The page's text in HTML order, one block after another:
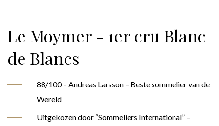
Le Moymer - 1er cru Blanc
de Blancs
88/100 – Andreas Larsson – Beste sommelier van de
Wereld
Uitgekozen door “Sommeliers International” –